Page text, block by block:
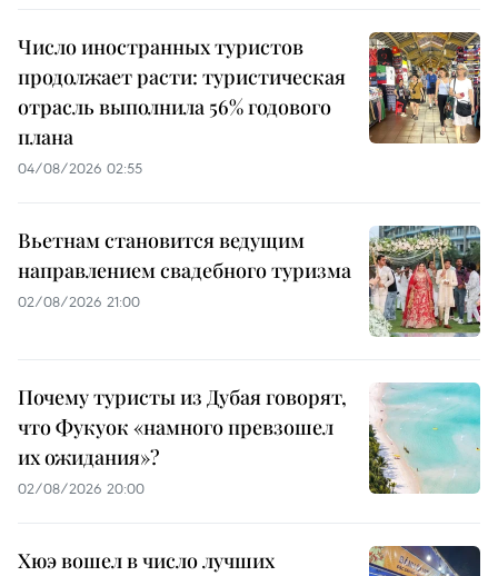
Число иностранных туристов
продолжает расти: туристическая
отрасль выполнила 56% годового
плана
04/08/2026 02:55
Вьетнам становится ведущим
направлением свадебного туризма
02/08/2026 21:00
Почему туристы из Дубая говорят,
что Фукуок «намного превзошел
их ожидания»?
02/08/2026 20:00
Хюэ вошел в число лучших